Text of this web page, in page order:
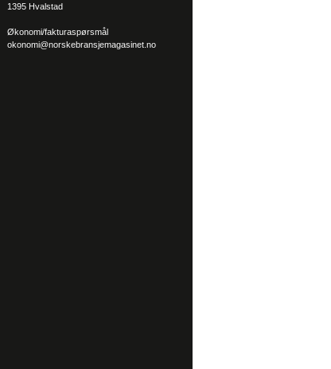
1395 Hvalstad
Økonomi/fakturaspørsmål
okonomi@norskebransjemagasinet.no